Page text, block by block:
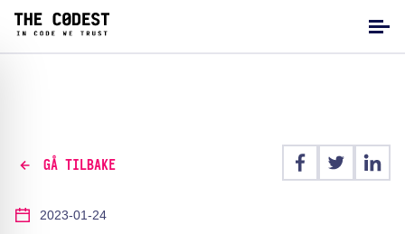
GÅ TILBAKE
2023-01-24